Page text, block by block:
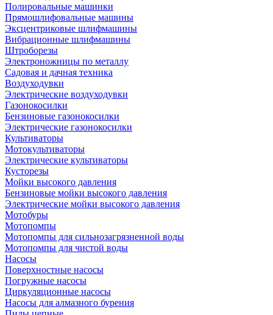
Полировальные машинки
Прямошлифовальные машины
Эксцентриковые шлифмашины
Вибрационные шлифмашины
Штроборезы
Электроножницы по металлу
Садовая и дачная техника
Воздуходувки
Электрические воздуходувки
Газонокосилки
Бензиновые газонокосилки
Электрические газонокосилки
Культиваторы
Мотокультиваторы
Электрические культиваторы
Кусторезы
Мойки высокого давления
Бензиновые мойки высокого давления
Электрические мойки высокого давления
Мотобуры
Мотопомпы
Мотопомпы для сильнозагрязненной воды
Мотопомпы для чистой воды
Насосы
Поверхностные насосы
Погружные насосы
Циркуляционные насосы
Насосы для алмазного бурения